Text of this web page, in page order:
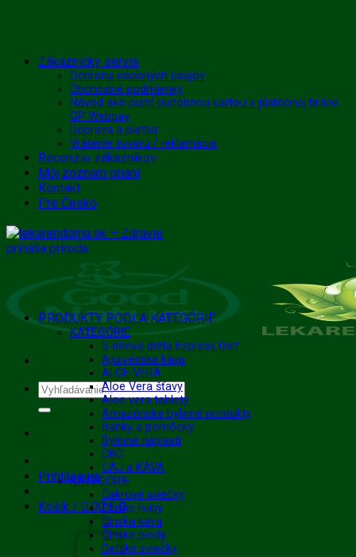
Skip
Zákaznícky servis
Ochrana osobných údajov
Obchodné podmienky
Návod ako platiť platobnou kartou v platobnej bráne
GP Webpay
Doprava a platba
Vrátenie tovaru / reklamácia
Recenzie zákazníkov
Môj zoznam prianí
Kontakt
Pre Česko
Hľadať:
Prihlásenie
Košík / 0.00€ 0
PRODUKTY PODĽA KATEGÓRIE
KATEGÓRIE
5-dňová diéta Express Diet
Ajurvédska káva
ALOE VERA
Aloe Vera šťavy
Aloe vera tablety
Amazónske bylinné produkty
Banky a pomôcky
Bylinné náplasti
CBD
ČAJ a KÁVA
KATEGÓRIE
Čakrové sviečky
Čínske huby
Čínska káva
Čínske plody
Detské sviečky